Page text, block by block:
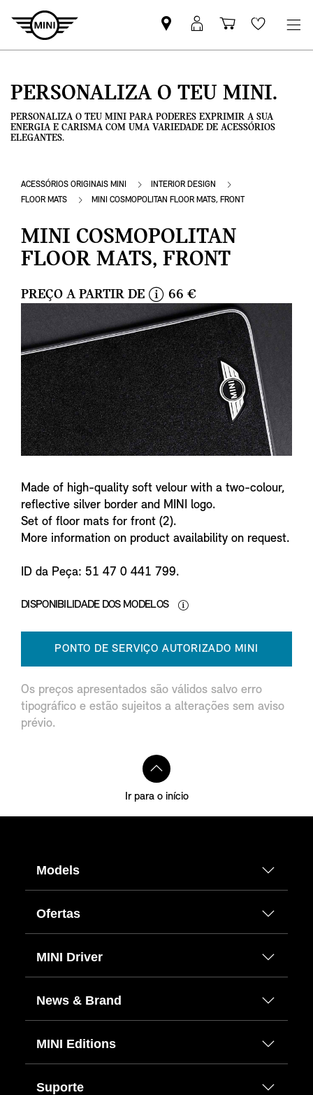
Pesquisar
parceiro
Iniciar
sessão
Carrinho
de
Wishlist
PERSONALIZA O TEU MINI.
PERSONALIZA O TEU MINI PARA PODERES EXPRIMIR A SUA
ENERGIA E CARISMA COM UMA VARIEDADE DE ACESSÓRIOS
ELEGANTES.
ACESSÓRIOS ORIGINAIS MINI
INTERIOR DESIGN
FLOOR MATS
MINI COSMOPOLITAN FLOOR MATS, FRONT
MINI COSMOPOLITAN
FLOOR MATS, FRONT
PREÇO A PARTIR DE
n
f
o
66 €
Made of high-quality soft velour with a two-colour,
reflective silver border and MINI logo.
Set of floor mats for front (2).
More information on product availability on request.
ID da Peça: 51 47 0 441 799.
DISPONIBILIDADE DOS MODELOS
PONTO DE SERVIÇO AUTORIZADO MINI
Os preços apresentados são válidos salvo erro
tipográfico e estão sujeitos a alterações sem aviso
prévio.
Ir para o início
Models
Ofertas
MINI Driver
News & Brand
MINI Editions
Suporte